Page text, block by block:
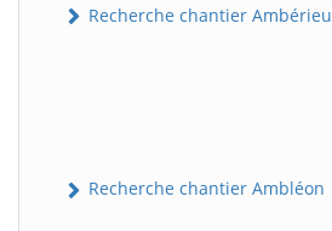
Recherche chantier
Recherche chantier Ambléon